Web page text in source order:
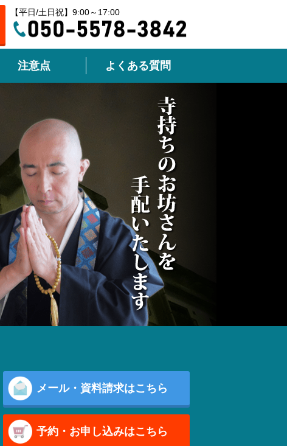
【平日/土日祝】9:00～17:00
注意点 よくある質問
メール・資料請求はこちら
予約・お申し込みはこちら